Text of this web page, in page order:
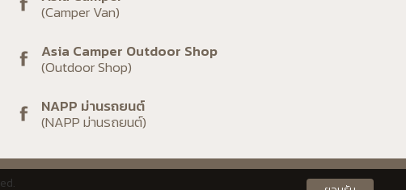
(Camper Van)
(Outdoor Shop)
(NAPP ม่านรถยนต์)